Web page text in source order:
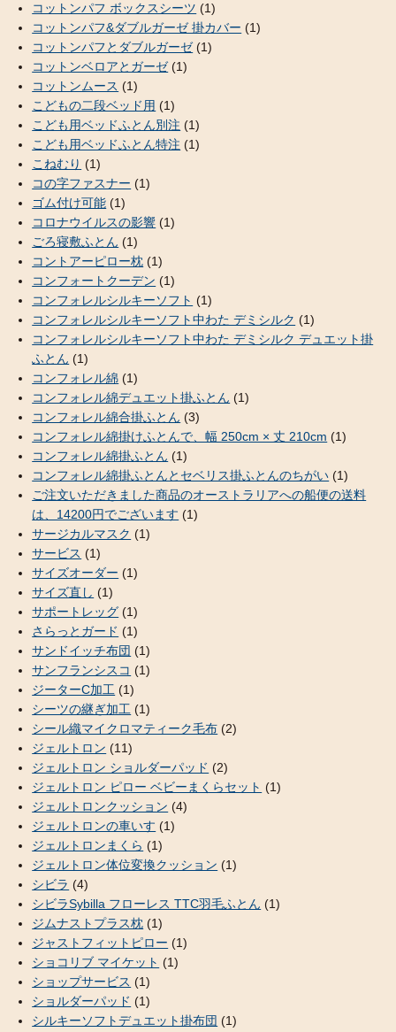
コットンパフ ボックスシーツ (1)
コットンパフ&ダブルガーゼ 掛カバー (1)
コットンパフとダブルガーゼ(1)
コットンベロアとガーゼ(1)
コットンムース (1)
こどもの二段ベッド用 (1)
こども用ベッドふとん別注 (1)
こども用ベッドふとん特注 (1)
こねむり (1)
コの字ファスナー (1)
ゴム付け可能 (1)
コロナウイルスの影響 (1)
ごろ寝敷ふとん (1)
コントアーピロー枕 (1)
コンフォートクーデン (1)
コンフォレルシルキーソフト (1)
コンフォレルシルキーソフト中わた デミシルク (1)
コンフォレルシルキーソフト中わた デミシルク デュエット掛
ふとん (1)
コンフォレル綿 (1)
コンフォレル綿デュエット掛ふとん (1)
コンフォレル綿合掛ふとん (3)
コンフォレル綿掛けふとんで、幅 250cm × 丈 210cm (1)
コンフォレル綿掛ふとん (1)
コンフォレル綿掛ふとんとセベリス掛ふとんのちがい (1)
ご注文いただきました商品のオーストラリアへの船便の送料
は、14200円でございます (1)
サージカルマスク (1)
サービス (1)
サイズオーダー (1)
サイズ直し (1)
サポートレッグ (1)
さらっとガード (1)
サンドイッチ布団 (1)
サンフランシスコ (1)
ジーターC加工 (1)
シーツの継ぎ加工 (1)
シール織マイクロマティーク毛布 (2)
ジェルトロン (11)
ジェルトロン ショルダーパッド (2)
ジェルトロン ピロー ベビーまくらセット (1)
ジェルトロンクッション (4)
ジェルトロンの車いす (1)
ジェルトロンまくら (1)
ジェルトロン体位変換クッション (1)
シビラ (4)
シビラSybilla フローレス TTC羽毛ふとん (1)
ジムナストプラス枕 (1)
ジャストフィットピロー (1)
ショコリブ マイケット (1)
ショップサービス (1)
ショルダーパッド (1)
シルキーソフトデュエット掛布団 (1)